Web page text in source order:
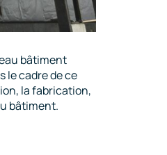
bâtiment
le cadre de ce
la fabrication,
bâtiment.